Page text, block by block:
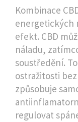
Kombinace
energetických
efekt. CBD
náladu,
soustředění.
ostražitosti
způsobuje
regulovat